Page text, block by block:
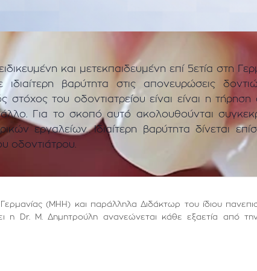
και μετεκπαιδευμένη επί 5ετία στη
βαρύτητα στις απονευρώσεις
στόχος του οδοντιατρείου είναι είναι η
Για το σκοπό αυτό ακολουθούνται
εργαλείων. Ιδιαίτερη βαρύτητα δίνεται
οδοντιάτρου.
(ΜΗΗ) και παράλληλα Διδάκτωρ του ίδιου
η Dr. Μ. Δημητρούλη ανανεώνεται κάθε εξαετία από την